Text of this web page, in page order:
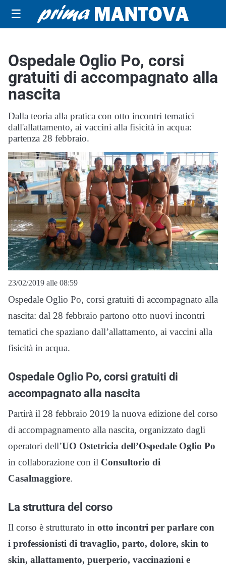
☰
Ospedale Oglio Po, corsi
gratuiti di accompagnato alla
nascita
Dalla teoria alla pratica con otto incontri tematici
dall'allattamento, ai vaccini alla fisicità in acqua:
partenza 28 febbraio.
23/02/2019 alle 08:59
Ospedale Oglio Po, corsi gratuiti di accompagnato alla
nascita: dal 28 febbraio partono otto nuovi incontri
tematici che spaziano dall’allattamento, ai vaccini alla
fisicità in acqua.
Ospedale Oglio Po, corsi gratuiti di
accompagnato alla nascita
Partirà il 28 febbraio 2019 la nuova edizione del corso
di accompagnamento alla nascita, organizzato dagli
operatori dell’UO Ostetricia dell’Ospedale Oglio Po
in collaborazione con il Consultorio di
Casalmaggiore.
La struttura del corso
Il corso è strutturato in otto incontri per parlare con
i professionisti di travaglio, parto, dolore, skin to
skin, allattamento, puerperio, vaccinazioni e